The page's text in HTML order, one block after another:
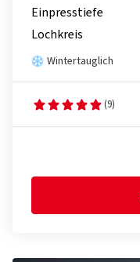
Einpresstiefe
Lochkreis
Wintertauglich
(9)